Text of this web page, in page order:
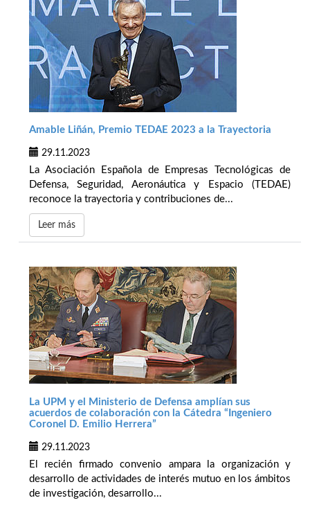
Amable Liñán, Premio TEDAE 2023 a la Trayectoria
29.11.2023
La Asociación Española de Empresas Tecnológicas de
Defensa, Seguridad, Aeronáutica y Espacio (TEDAE)
reconoce la trayectoria y contribuciones de...
Leer más
La UPM y el Ministerio de Defensa amplían sus
acuerdos de colaboración con la Cátedra “Ingeniero
Coronel D. Emilio Herrera”
29.11.2023
El recién firmado convenio ampara la organización y
desarrollo de actividades de interés mutuo en los ámbitos
de investigación, desarrollo...